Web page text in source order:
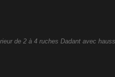
de 2 à 4 ruches Dadant avec